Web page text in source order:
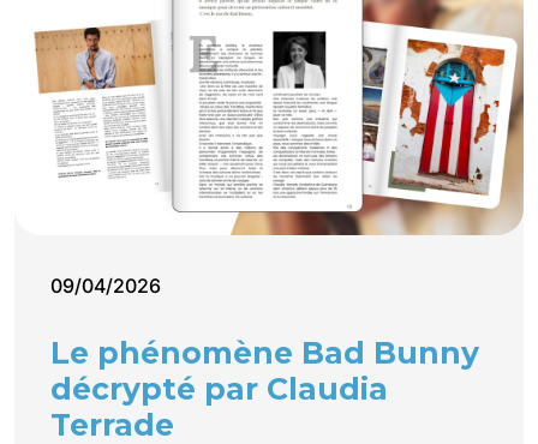
09/04/2026
Le phénomène Bad Bunny
décrypté par Claudia
Terrade